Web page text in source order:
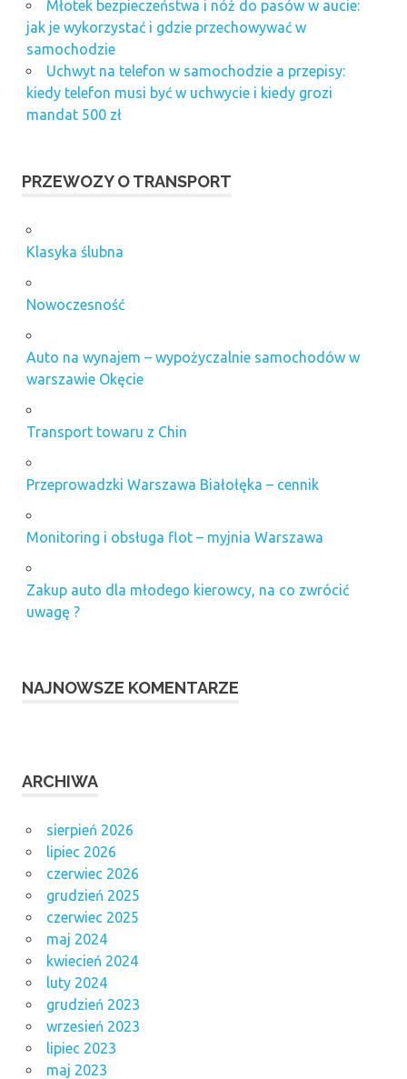
Młotek bezpieczeństwa i nóż do pasów w aucie:
jak je wykorzystać i gdzie przechowywać w
samochodzie
Uchwyt na telefon w samochodzie a przepisy:
kiedy telefon musi być w uchwycie i kiedy grozi
mandat 500 zł
PRZEWOZY O TRANSPORT
Klasyka ślubna
Nowoczesność
Auto na wynajem – wypożyczalnie samochodów w
warszawie Okęcie
Transport towaru z Chin
Przeprowadzki Warszawa Białołęka – cennik
Monitoring i obsługa flot – myjnia Warszawa
Zakup auto dla młodego kierowcy, na co zwrócić
uwagę ?
NAJNOWSZE KOMENTARZE
ARCHIWA
sierpień 2026
lipiec 2026
czerwiec 2026
grudzień 2025
czerwiec 2025
maj 2024
kwiecień 2024
luty 2024
grudzień 2023
wrzesień 2023
lipiec 2023
maj 2023